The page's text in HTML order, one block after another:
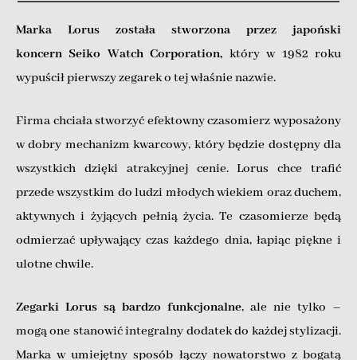
Marka Lorus została stworzona przez japoński
koncern Seiko Watch Corporation, który w 1982 roku
wypuścił pierwszy zegarek o tej właśnie nazwie.
Firma chciała stworzyć efektowny czasomierz wyposażony
w dobry mechanizm kwarcowy, który będzie dostępny dla
wszystkich dzięki atrakcyjnej cenie. Lorus chce trafić
przede wszystkim do ludzi młodych wiekiem oraz duchem,
aktywnych i żyjących pełnią życia. Te czasomierze będą
odmierzać upływający czas każdego dnia, łapiąc piękne i
ulotne chwile.
Zegarki Lorus są bardzo funkcjonalne, ale nie tylko –
mogą one stanowić integralny dodatek do każdej stylizacji.
Marka w umiejętny sposób łączy nowatorstwo z bogatą